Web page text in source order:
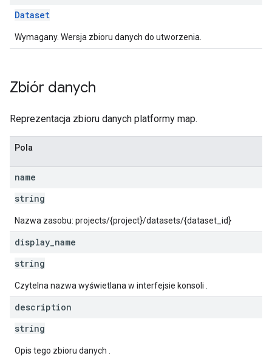
Dataset
Wymagany. Wersja zbioru danych do utworzenia.
Zbiór danych
Reprezentacja zbioru danych platformy map.
Pola
name
string
Nazwa zasobu: projects/{project}/datasets/{dataset_id}
display name
string
Czytelna nazwa wyświetlana w interfejsie konsoli .
description
string
Opis tego zbioru danych .